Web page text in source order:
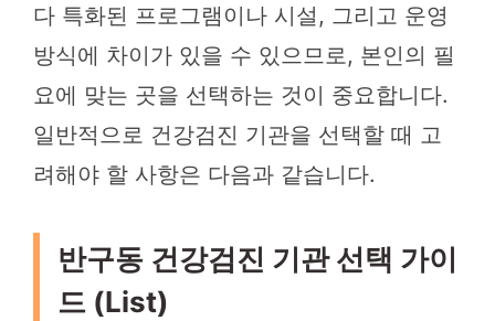
다 특화된 프로그램이나 시설, 그리고 운영
방식에 차이가 있을 수 있으므로, 본인의 필
요에 맞는 곳을 선택하는 것이 중요합니다.
일반적으로 건강검진 기관을 선택할 때 고
려해야 할 사항은 다음과 같습니다.
반구동 건강검진 기관 선택 가이
드 (List)